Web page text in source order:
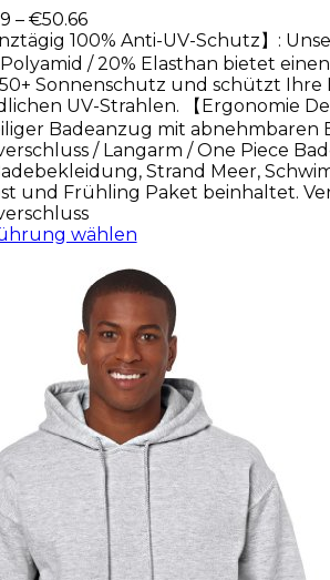
– €50.66
100% Anti-UV-Schutz】:
/ 20% Elasthan bietet
Sonnenschutz und schützt Ihre
UV-Strahlen. 【Ergonomie
Badeanzug mit abnehmbaren
/ Langarm / One Piece
Strand Meer,
und Frühling Paket beinhaltet.
wählen